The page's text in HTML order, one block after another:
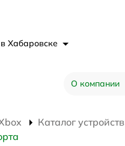
в Хабаровске
О компании
Каталог устройств